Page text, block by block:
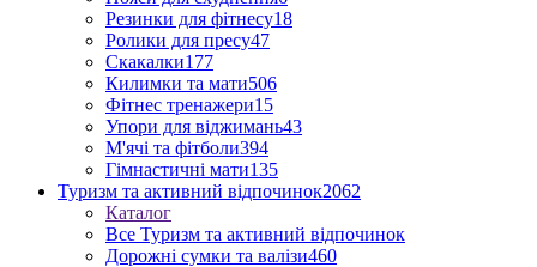
Резинки для фітнесу18
Ролики для пресу47
Скакалки177
Килимки та мати506
Фітнес тренажери15
Упори для віджимань43
М'ячі та фітболи394
Гімнастичні мати135
Туризм та активний відпочинок2062
Каталог
Все Туризм та активний відпочинок
Дорожні сумки та валізи460